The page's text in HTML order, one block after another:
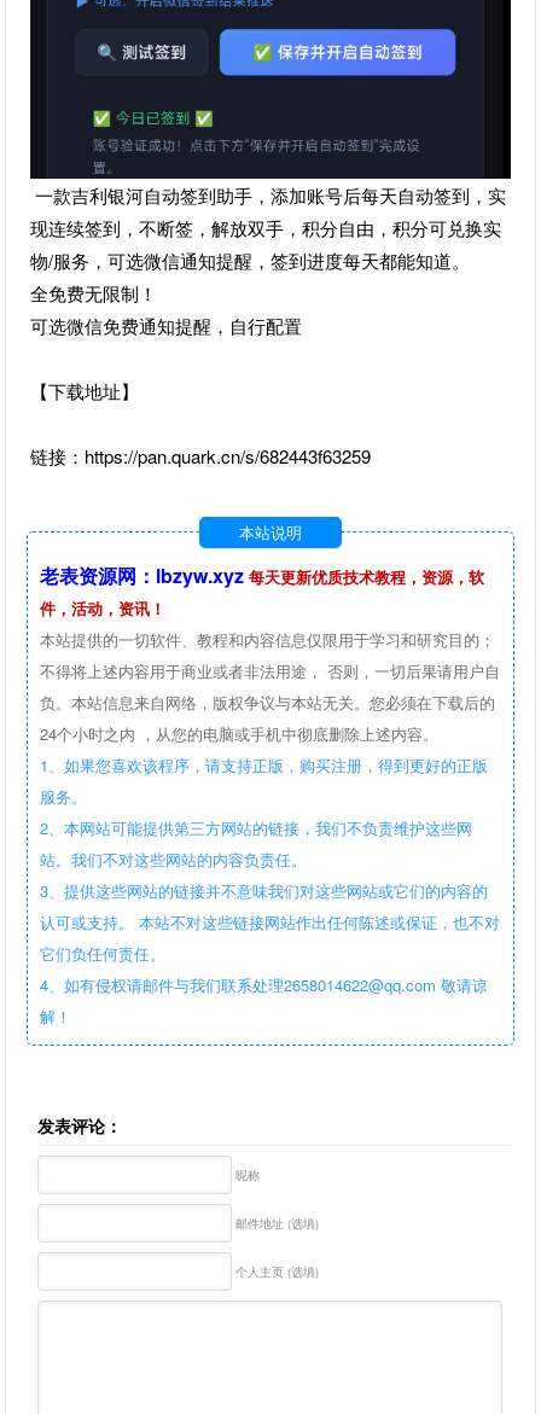
一款吉利银河自动签到助手，添加账号后每天自动签到，实
现连续签到，不断签，解放双手，积分自由，积分可兑换实
物/服务，可选微信通知提醒，签到进度每天都能知道。
全免费无限制！
可选微信免费通知提醒，自行配置
【下载地址】
链接：https://pan.quark.cn/s/682443f63259
本站说明
老表资源网：lbzyw.xyz 每天更新优质技术教程，资源，软
件，活动，资讯！
本站提供的一切软件、教程和内容信息仅限用于学习和研究目的；
不得将上述内容用于商业或者非法用途， 否则，一切后果请用户自
负。本站信息来自网络，版权争议与本站无关。您必须在下载后的
24个小时之内 ，从您的电脑或手机中彻底删除上述内容。
1、如果您喜欢该程序，请支持正版，购买注册，得到更好的正版
服务。
2、本网站可能提供第三方网站的链接，我们不负责维护这些网
站。我们不对这些网站的内容负责任。
3、提供这些网站的链接并不意味我们对这些网站或它们的内容的
认可或支持。 本站不对这些链接网站作出任何陈述或保证，也不对
它们负任何责任。
4、如有侵权请邮件与我们联系处理2658014622@qq.com 敬请谅
解！
发表评论：
昵称
邮件地址 (选填)
个人主页 (选填)